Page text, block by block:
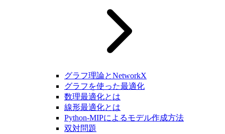
グラフ理論とNetworkX
グラフを使った最適化
数理最適化とは
線形最適化とは
Python-MIPによるモデル作成方法
双対問題